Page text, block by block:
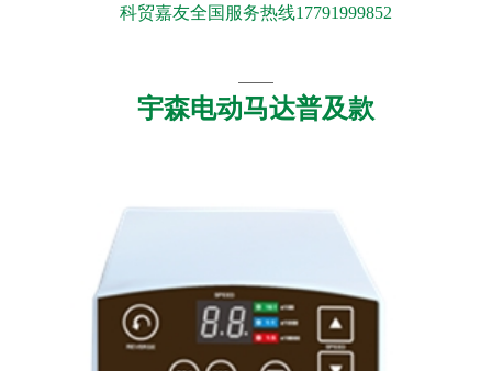
科贸嘉友全国服务热线17791999852
宇森电动马达普及款